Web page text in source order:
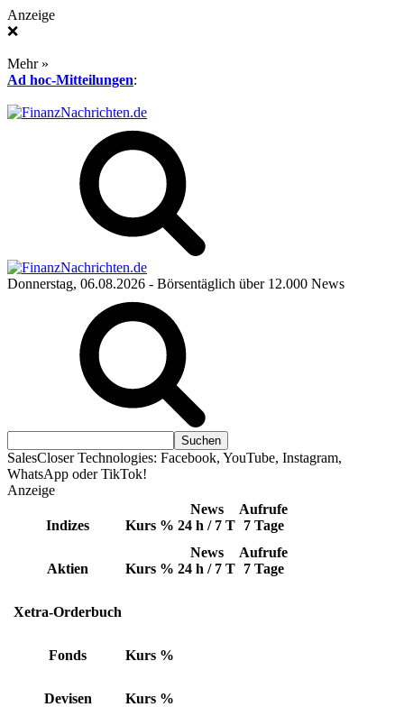
Anzeige
❌
Mehr »
Ad hoc-Mitteilungen:
Donnerstag, 06.08.2026 - Börsentäglich über 12.000 News
SalesCloser Technologies: Facebook, YouTube, Instagram,
WhatsApp oder TikTok!
Anzeige
Indizes Kurs %
News
24 h / 7 T
Aufrufe
7 Tage
Aktien Kurs %
News
24 h / 7 T
Aufrufe
7 Tage
Xetra-Orderbuch
Fonds Kurs %
Devisen Kurs %